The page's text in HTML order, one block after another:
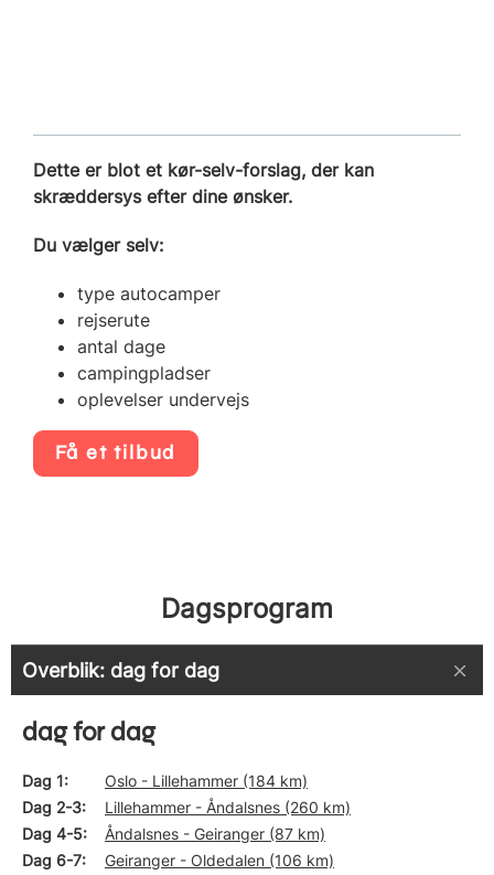
Dette er blot et kør-selv-forslag, der kan
skræddersys efter dine ønsker.
Du vælger selv:
type autocamper
rejserute
antal dage
campingpladser
oplevelser undervejs
Få et tilbud
Dagsprogram
Overblik: dag for dag
dag for dag
Dag 1
Oslo - Lillehammer (184 km)
Dag 2-3
Lillehammer - Åndalsnes (260 km)
Dag 4-5
Åndalsnes - Geiranger (87 km)
Dag 6-7
Geiranger - Oldedalen (106 km)